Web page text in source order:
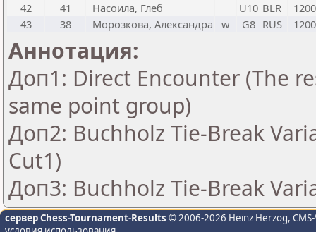
42
41 Насоила, Глеб U10 BLR
1200
43
38 Морозкова, Александра w G8 RUS 1200
Аннотация:
Доп1: Direct Encounter (The
same point group)
Доп2: Buchholz Tie-Break
Cut1)
Доп3: Buchholz Tie-Break
сервер Chess-Tournament-Results © 2006-2026 Heinz Herzog,